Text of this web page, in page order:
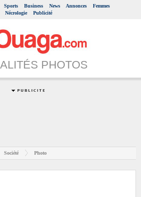
Sports Business News Annonces
Femmes
Nécrologie
Publicité
PHOTOS
Société Photo